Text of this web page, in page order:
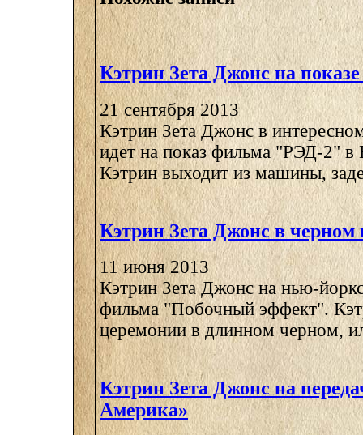
Кэтрин Зета Джонс на
21 сентября 2013
Кэтрин Зета Джонс в
идет на показ фильма "РЭД-2"
Кэтрин выходит из машины,
Кэтрин Зета Джонс в черном
11 июня 2013
Кэтрин Зета Джонс на нью-
фильма "Побочный эффект".
церемонии в длинном черном,
Кэтрин Зета Джонс на
Америка»